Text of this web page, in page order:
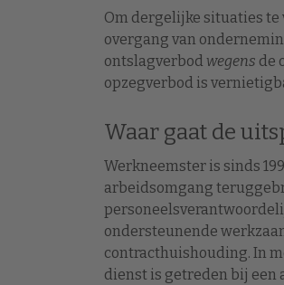
Om dergelijke situaties te
overgang van
ontslagverbod wegens de
opzegverbod is
Waar gaat de
Werkneemster is sinds
arbeidsomgang
ondersteunende
contracthuishouding. In
dienst is getreden bij een